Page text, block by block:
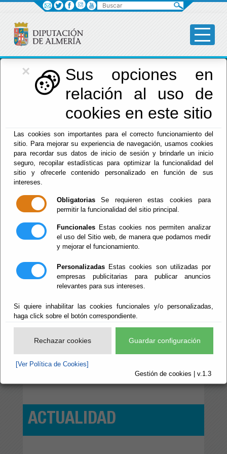
×
Sus opciones en
relación al uso de
cookies en este sitio
Las cookies son importantes para el correcto funcionamiento del
sitio. Para mejorar su experiencia de navegación, usamos cookies
para recordar sus datos de inicio de sesión y brindarle un inicio
seguro, recopilar estadísticas para optimizar la funcionalidad del
sitio y ofrecerle contenido personalizado en función de sus
intereses.
Obligatorias Se requieren estas cookies para
permitir la funcionalidad del sitio principal.
Funcionales Estas cookies nos permiten analizar
el uso del Sitio web, de manera que podamos medir
y mejorar el funcionamiento.
Personalizadas Estas cookies son utilizadas por
empresas publicitarias para publicar anuncios
relevantes para sus intereses.
Si quiere inhabilitar las cookies funcionales y/o personalizadas,
haga click sobre el botón correspondiente.
Rechazar cookies Guardar configuración
[Ver Política de Cookies]
Gestión de cookies | v.1.3
Deportes
Menú Deportes
Inicio
NOTICIAS
su
a las
Yare Corcera y María Reyes se
proclaman vencedores de la
Travesía de la Isla de San Juan de
los Terreros de ‘Almería Activa’
Laujar
y la salud
ACTUALIDAD
Buscar